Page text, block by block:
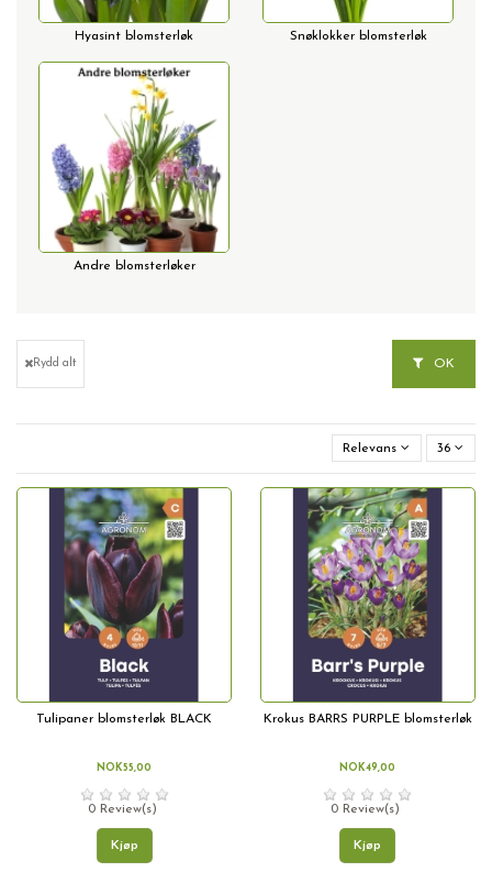
Hyasint blomsterløk Snøklokker blomsterløk
Andre blomsterløker
Rydd alt OK
Relevans 36
Tulipaner blomsterløk BLACK
NOK55,00
0 Review(s)
Kjøp
Krokus BARRS PURPLE blomsterløk
NOK49,00
0 Review(s)
Kjøp